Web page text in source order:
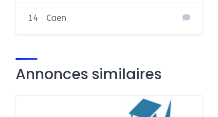
14 Caen
Annonces similaires